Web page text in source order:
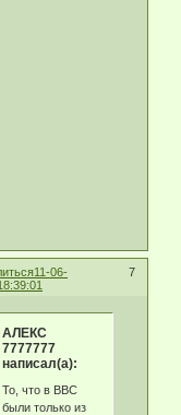
7
11-06-
АЛЕКС
7777777
написал(а):
То, что в ВВС
были только из